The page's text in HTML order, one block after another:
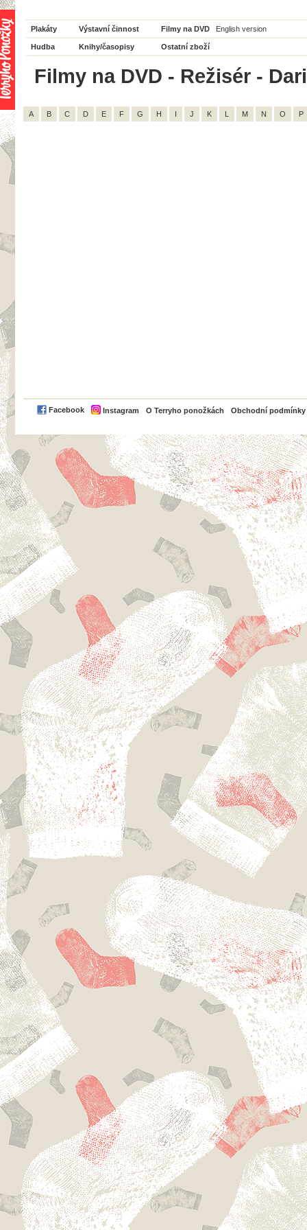
Plakáty Výstavní činnost Filmy na DVD English version
Hudba Knihy/časopisy Ostatní zboží
Filmy na DVD - Režisér -
A B C D E F G H I J K L M N O P
Facebook Instagram O Terryho ponožkách Obchodní podmínky
PayPal